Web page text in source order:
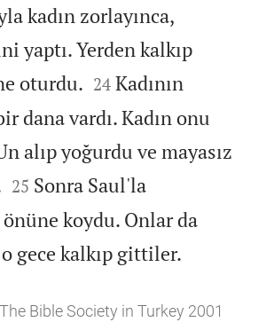
kadın zorlayınca,
yaptı. Yerden kalkıp
oturdu. 

24 Kadının
dana vardı. Kadın onu
alıp yoğurdu ve mayasız


25 Sonra Saul'la
koydu. Onlar da
gece kalkıp gittiler.
Bible Society in Turkey 2001